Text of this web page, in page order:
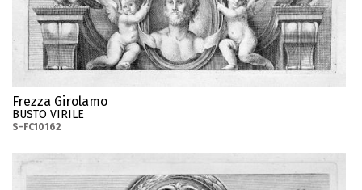
Frezza Girolamo
BUSTO VIRILE
S-FC10162